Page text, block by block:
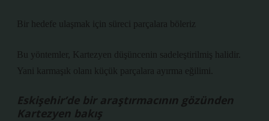
Bir hedefe ulaşmak için süreci parçalara böleriz
Bu yöntemler, Kartezyen düşüncenin sadeleştirilmiş halidir.
Yani karmaşık olanı küçük parçalara ayırma eğilimi.
Eskişehir’de bir araştırmacının gözünden
Kartezyen bakış